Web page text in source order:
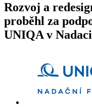
Rozvoj a
proběhl za
UNIQA v